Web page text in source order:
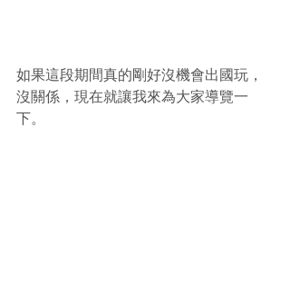
如果這段期間真的剛好沒機會出國玩，
沒關係，現在就讓我來為大家導覽一
下。